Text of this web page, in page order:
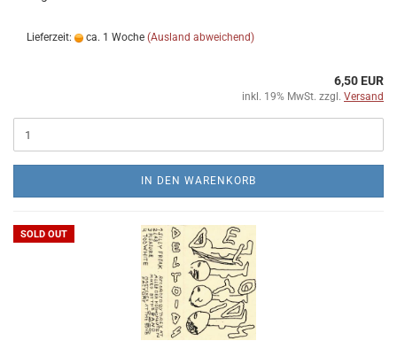
Lieferzeit: ca. 1 Woche (Ausland abweichend)
6,50 EUR
inkl. 19% MwSt. zzgl. Versand
IN DEN WARENKORB
SOLD OUT